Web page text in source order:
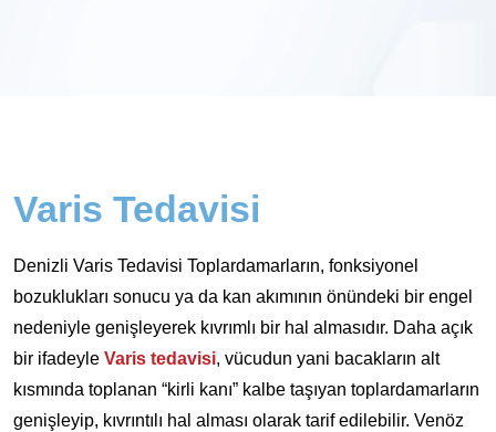
Varis Tedavisi
Denizli Varis Tedavisi Toplardamarların, fonksiyonel
bozuklukları sonucu ya da kan akımının önündeki bir engel
nedeniyle genişleyerek kıvrımlı bir hal almasıdır. Daha açık
bir ifadeyle Varis tedavisi, vücudun yani bacakların alt
kısmında toplanan “kirli kanı” kalbe taşıyan toplardamarların
genişleyip, kıvrıntılı hal alması olarak tarif edilebilir. Venöz